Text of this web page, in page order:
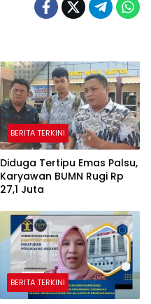
BERITA TERKINI
Diduga Tertipu Emas Palsu,
Karyawan BUMN Rugi Rp
27,1 Juta
BERITA TERKINI